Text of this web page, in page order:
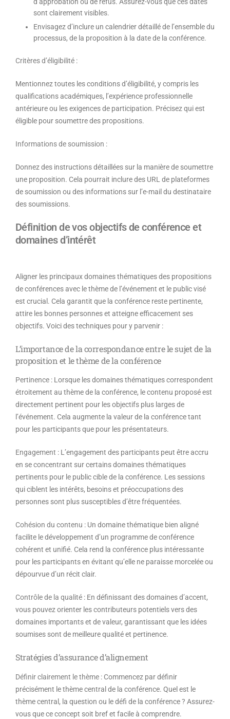
d’approbation ou de refus. Assurez-vous que ces dates
sont clairement visibles.
Envisagez d’inclure un calendrier détaillé de l’ensemble du
processus, de la proposition à la date de la conférence.
Critères d’éligibilité :
Mentionnez toutes les conditions d’éligibilité, y compris les
qualifications académiques, l’expérience professionnelle
antérieure ou les exigences de participation. Précisez qui est
éligible pour soumettre des propositions.
Informations de soumission :
Donnez des instructions détaillées sur la manière de soumettre
une proposition. Cela pourrait inclure des URL de plateformes
de soumission ou des informations sur l’e-mail du destinataire
des soumissions.
Définition de vos objectifs de conférence et
domaines d’intérêt
Aligner les principaux domaines thématiques des propositions
de conférences avec le thème de l’événement et le public visé
est crucial. Cela garantit que la conférence reste pertinente,
attire les bonnes personnes et atteigne efficacement ses
objectifs. Voici des techniques pour y parvenir :
L’importance de la correspondance entre le sujet de la
proposition et le thème de la conférence
Pertinence : Lorsque les domaines thématiques correspondent
étroitement au thème de la conférence, le contenu proposé est
directement pertinent pour les objectifs plus larges de
l’événement. Cela augmente la valeur de la conférence tant
pour les participants que pour les présentateurs.
Engagement : L’engagement des participants peut être accru
en se concentrant sur certains domaines thématiques
pertinents pour le public cible de la conférence. Les sessions
qui ciblent les intérêts, besoins et préoccupations des
personnes sont plus susceptibles d’être fréquentées.
Cohésion du contenu : Un domaine thématique bien aligné
facilite le développement d’un programme de conférence
cohérent et unifié. Cela rend la conférence plus intéressante
pour les participants en évitant qu’elle ne paraisse morcelée ou
dépourvue d’un récit clair.
Contrôle de la qualité : En définissant des domaines d’accent,
vous pouvez orienter les contributeurs potentiels vers des
domaines importants et de valeur, garantissant que les idées
soumises sont de meilleure qualité et pertinence.
Stratégies d’assurance d’alignement
Définir clairement le thème : Commencez par définir
précisément le thème central de la conférence. Quel est le
thème central, la question ou le défi de la conférence ? Assurez-
vous que ce concept soit bref et facile à comprendre.